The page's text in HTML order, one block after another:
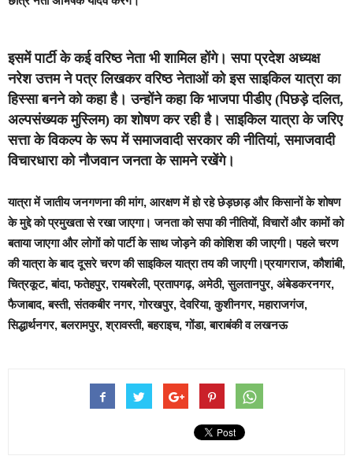
इसमें पार्टी के कई वरिष्ठ नेता भी शामिल होंगे। सपा प्रदेश अध्यक्ष
नरेश उत्तम ने पत्र लिखकर वरिष्ठ नेताओं को इस साइकिल यात्रा का
हिस्सा बनने को कहा है। उन्होंने कहा कि भाजपा पीडीए (पिछड़े दलित,
अल्पसंख्यक मुस्लिम) का शोषण कर रही है। साइकिल यात्रा के जरिए
सत्ता के विकल्प के रूप में समाजवादी सरकार की नीतियां, समाजवादी
विचारधारा को नौजवान जनता के सामने रखेंगे।
यात्रा में जातीय जनगणना की मांग, आरक्षण में हो रहे छेड़छाड़ और किसानों के शोषण
के मुद्दे को प्रमुखता से रखा जाएगा। जनता को सपा की नीतियों, विचारों और कामों को
बताया जाएगा और लोगों को पार्टी के साथ जोड़ने की कोशिश की जाएगी। पहले चरण
की यात्रा के बाद दूसरे चरण की साइकिल यात्रा तय की जाएगी।प्रयागराज, कौशांबी,
चित्रकूट, बांदा, फतेहपुर, रायबरेली, प्रतापगढ़, अमेठी, सुलतानपुर, अंबेडकरनगर,
फैजाबाद, बस्ती, संतकबीर नगर, गोरखपुर, देवरिया, कुशीनगर, महाराजगंज,
सिद्धार्थनगर, बलरामपुर, श्रावस्ती, बहराइच, गोंडा, बाराबंकी व लखनऊ